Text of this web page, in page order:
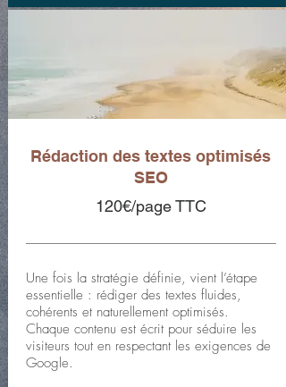
Rédaction des textes optimisés
SEO
120€/page TTC
Une fois la stratégie définie, vient l’étape
essentielle : rédiger des textes fluides,
cohérents et naturellement optimisés.
Chaque contenu est écrit pour séduire les
visiteurs tout en respectant les exigences de
Google.